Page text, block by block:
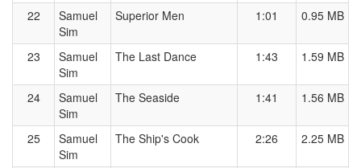
22
Samuel
Sim
Superior Men 1:01 0.95 MB
23
Samuel
Sim
The Last Dance 1:43 1.59 MB
24
Samuel
Sim
The Seaside 1:41 1.56 MB
25
Samuel
Sim
The Ship's Cook 2:26 2.25 MB